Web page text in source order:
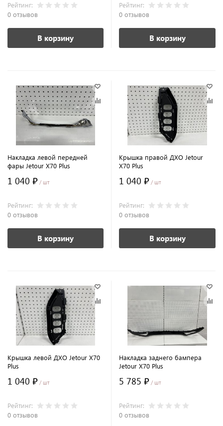
Рейтинг:
0 отзывов
В корзину
Рейтинг:
0 отзывов
В корзину
Накладка левой передней
фары Jetour X70 Plus
1 040 ₽ / шт
Рейтинг:
0 отзывов
В корзину
Крышка правой ДХО Jetour
X70 Plus
1 040 ₽ / шт
Рейтинг:
0 отзывов
В корзину
Крышка левой ДХО Jetour X70
Plus
1 040 ₽ / шт
Рейтинг:
0 отзывов
Накладка заднего бампера
Jetour X70 Plus
5 785 ₽ / шт
Рейтинг:
0 отзывов